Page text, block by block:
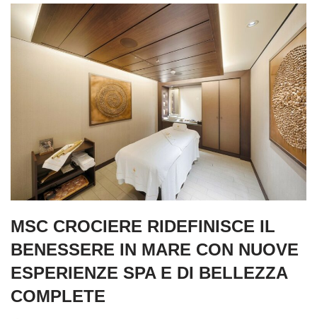
MSC CROCIERE RIDEFINISCE IL
BENESSERE IN MARE CON NUOVE
ESPERIENZE SPA E DI BELLEZZA
COMPLETE